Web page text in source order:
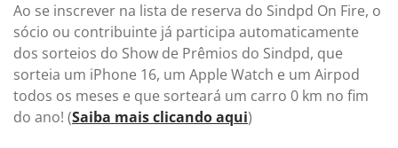
Ao se inscrever na lista de reserva do Sindpd On Fire, o
sócio ou contribuinte já participa automaticamente
dos sorteios do Show de Prêmios do Sindpd, que
sorteia um iPhone 16, um Apple Watch e um Airpod
todos os meses e que sorteará um carro 0 km no fim
do ano! (Saiba mais clicando aqui)